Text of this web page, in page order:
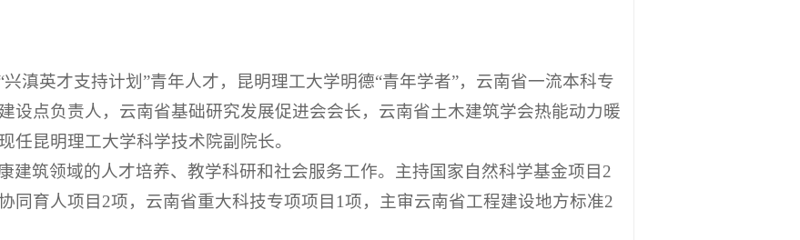
滇英才支持计划”青年人才，昆明理工大学明德“青年学者”，云南省一流本科专
设点负责人，云南省基础研究发展促进会会长，云南省土木建筑学会热能动力暖
任昆明理工大学科学技术院副院长。
建筑领域的人才培养、教学科研和社会服务工作。主持国家自然科学基金项目2
同育人项目2项，云南省重大科技专项项目1项，主审云南省工程建设地方标准2